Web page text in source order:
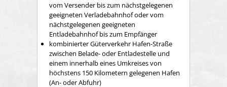
vom Versender bis zum nächstgelegenen
geeigneten Verladebahnhof oder vom
nächstgelegenen geeigneten
Entladebahnhof bis zum Empfänger
kombinierter Güterverkehr Hafen-Straße
zwischen Belade- oder Entladestelle und
einem innerhalb eines Umkreises von
höchstens 150 Kilometern gelegenen Hafen
(An- oder Abfuhr)